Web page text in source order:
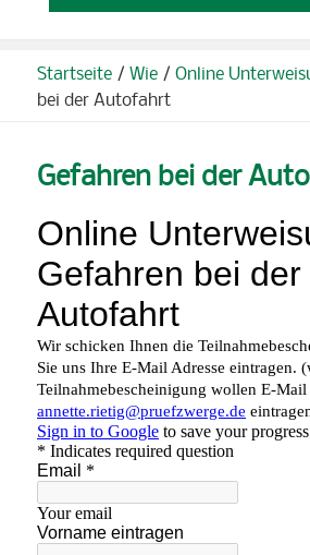
Startseite /Wie /Online
bei der Autofahrt
Gefahren bei der